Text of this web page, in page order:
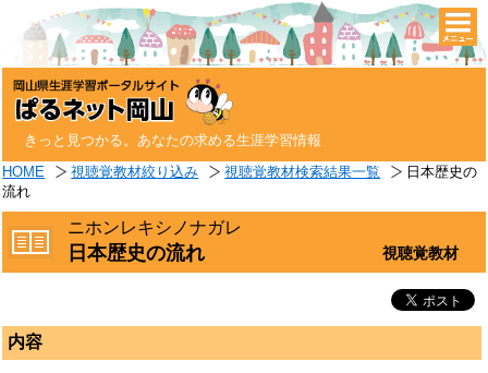
きっと見つかる。あなたの求める生涯学習情報
HOME 視聴覚教材絞り込み 視聴覚教材検索結果一覧
日本歴史の
流れ
ニホンレキシノナガレ
日本歴史の流れ 視聴覚教材
内容